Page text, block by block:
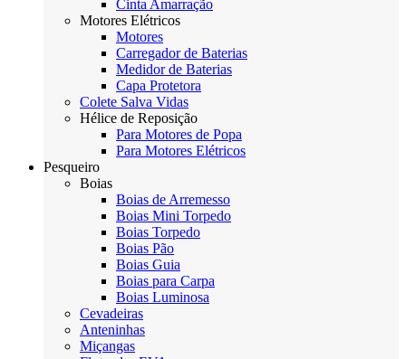
Cinta Amarração
Motores Elétricos
Motores
Carregador de Baterias
Medidor de Baterias
Capa Protetora
Colete Salva Vidas
Hélice de Reposição
Para Motores de Popa
Para Motores Elétricos
Pesqueiro
Boias
Boias de Arremesso
Boias Mini Torpedo
Boias Torpedo
Boias Pão
Boias Guia
Boias para Carpa
Boias Luminosa
Cevadeiras
Anteninhas
Miçangas